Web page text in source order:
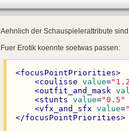
Aehnlich der Schauspielerattribute
Fuer Erotik koennte soetwas passen:
<focusPointPriorities>
<coulisse value=
<outfit_and_mask
<stunts value="0.5"
<vfx_and_sfx value=
</focusPointPriorities>